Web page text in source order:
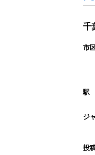
千
市
駅
ジ
投